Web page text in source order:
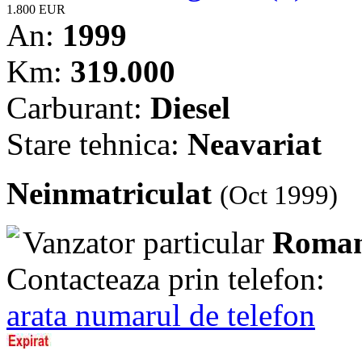
1.800 EUR
An: 1999
Km: 319.000
Carburant: Diesel
Stare tehnica: Neavariat
Neinmatriculat (Oct 1999)
Vanzator particular
Contacteaza prin telefon:
arata numarul de telefon